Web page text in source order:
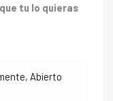
que tu lo quieras
Abierto